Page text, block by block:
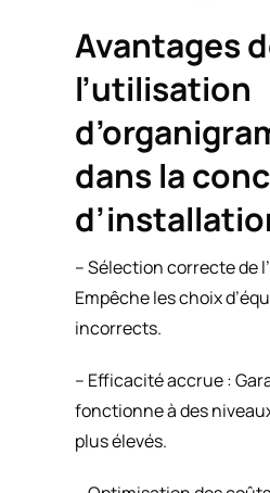
Avantages
l’utilisation
dans la
– Sélection correcte de
Empêche les choix
incorrects.
– Efficacité accrue :
fonctionne à des
plus élevés.